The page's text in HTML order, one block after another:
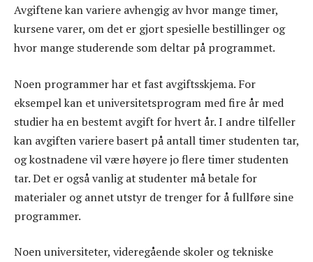
Avgiftene kan variere avhengig av hvor mange timer,
kursene varer, om det er gjort spesielle bestillinger og
hvor mange studerende som deltar på programmet.
Noen programmer har et fast avgiftsskjema. For
eksempel kan et universitetsprogram med fire år med
studier ha en bestemt avgift for hvert år. I andre tilfeller
kan avgiften variere basert på antall timer studenten tar,
og kostnadene vil være høyere jo flere timer studenten
tar. Det er også vanlig at studenter må betale for
materialer og annet utstyr de trenger for å fullføre sine
programmer.
Noen universiteter, videregående skoler og tekniske